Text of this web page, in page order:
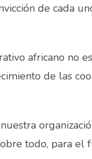
de cada
africano no
de las
todo, para el